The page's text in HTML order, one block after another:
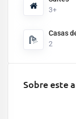
3+
Casas
2
Sobre este